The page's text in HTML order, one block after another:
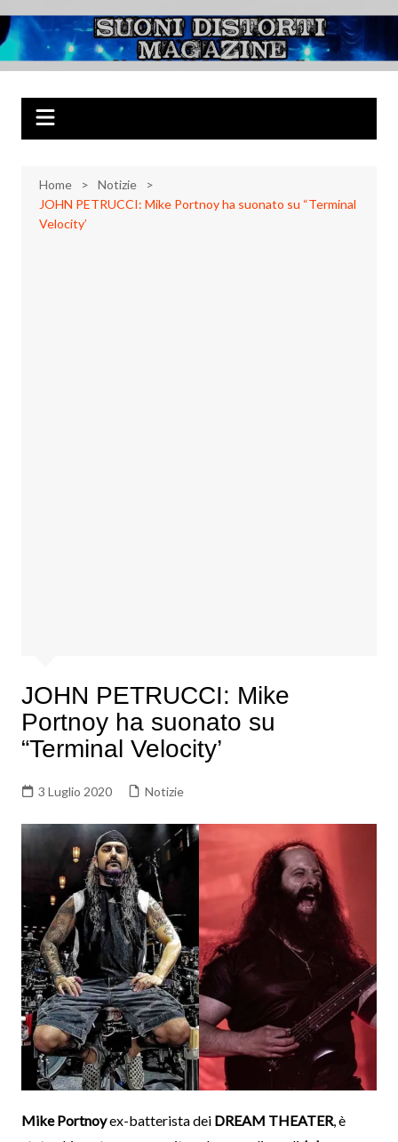
al
contenuto
Suoni Distorti
Magazine
Musica Rock, Metal, Punk e varie sonorità alternative
Home
Notizie
JOHN PETRUCCI: Mike Portnoy ha suonato su “Terminal
Velocity’
JOHN PETRUCCI: Mike
Portnoy ha suonato su
“Terminal Velocity’
3 Luglio 2020 Notizie
Mike Portnoyex-batterista dei DREAM THEATER, è